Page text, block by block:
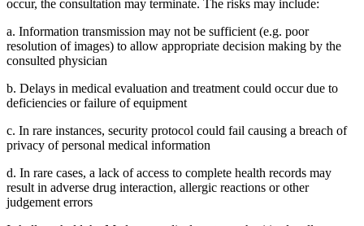
occur, the consultation may terminate. The risks may include:
a. Information transmission may not be sufficient (e.g. poor
resolution of images) to allow appropriate decision making by the
consulted physician
b. Delays in medical evaluation and treatment could occur due to
deficiencies or failure of equipment
c. In rare instances, security protocol could fail causing a breach of
privacy of personal medical information
d. In rare cases, a lack of access to complete health records may
result in adverse drug interaction, allergic reactions or other
judgement errors